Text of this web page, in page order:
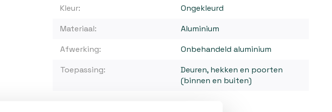
Kleur:
Ongekleurd
Materiaal:
Aluminium
Afwerking:
Onbehandeld aluminium
Toepassing:
Deuren, hekken en poorten
(binnen en buiten)